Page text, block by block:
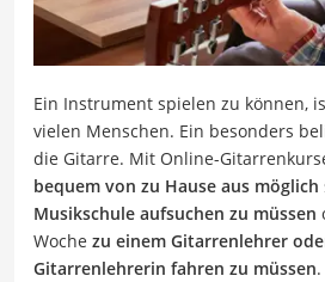
Ein Instrument spielen zu können,
vielen Menschen. Ein besonders
die Gitarre. Mit Online-
bequem von zu Hause aus möglich
Musikschule aufsuchen zu müssen
Woche zu einem Gitarrenlehrer
Gitarrenlehrerin fahren zu müssen